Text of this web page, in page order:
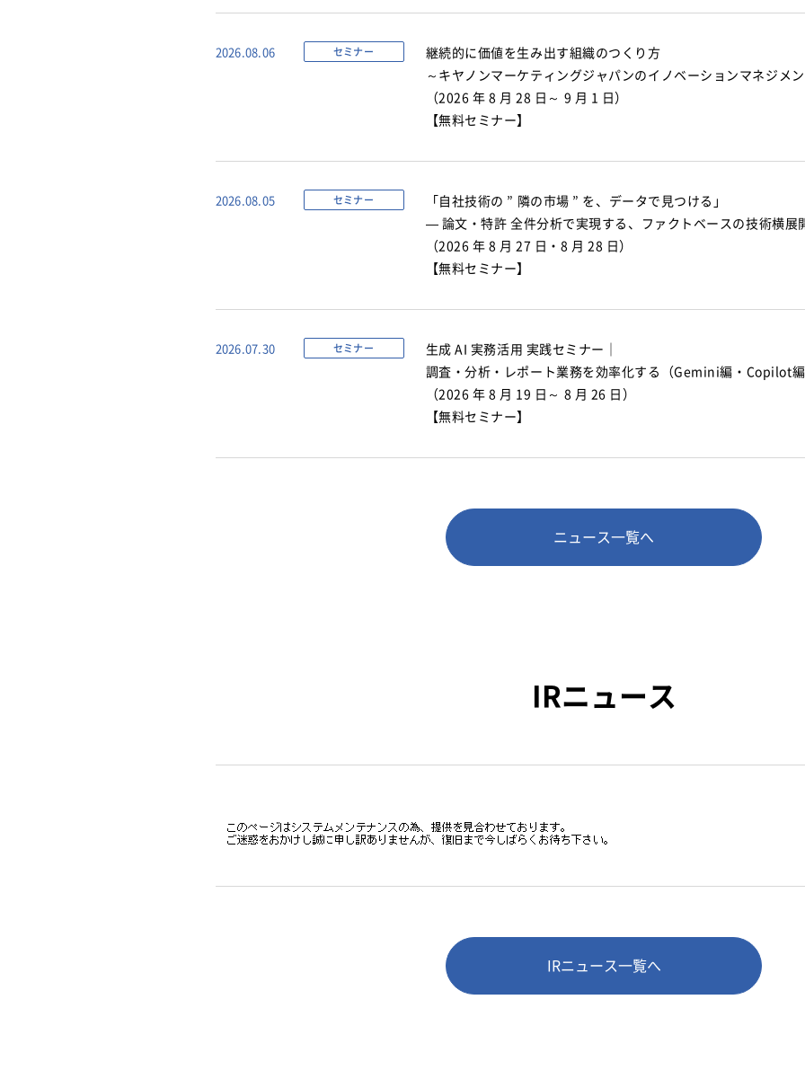
2026.08.06 セミナー
継続的に価値を生み出す組織のつくり方
～キヤノンマーケティングジャパンのイノベーションマネジメ
（2026 年 8 月 28 日～ 9 月 1 日）
【無料セミナー】
2026.08.05 セミナー
「自社技術の ” 隣の市場 ” を、データで見つける」
— 論文・特許 全件分析で実現する、ファクトベースの技術横
（2026 年 8 月 27 日・8 月 28 日）
【無料セミナー】
2026.07.30 セミナー
生成 AI 実務活用 実践セミナー｜
調査・分析・レポート業務を効率化する（Gemini編・Copilot
（2026 年 8 月 19 日～ 8 月 26 日）
【無料セミナー】
ニュース一覧へ
IRニュース
IRニュース一覧へ